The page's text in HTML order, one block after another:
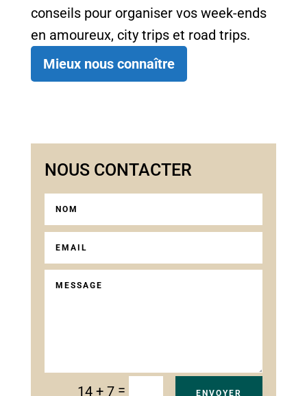
conseils pour organiser vos week-ends
en amoureux, city trips et road trips.
Mieux nous connaître
NOUS CONTACTER
14 + 7 = ENVOYER